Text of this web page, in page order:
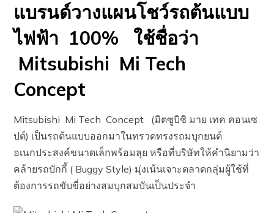
แบรนด์วางแผนโชว์รถต้นแบบ
ไฟฟ้า 100% ใช้ชื่อว่า
Mitsubishi Mi Tech
Concept
Mitsubishi Mi Tech Concept (มิตซูบิชิ มาย เทค คอนเซ
ปต์) เป็นรถต้นแบบออกมาในทรวดทรงรถมบุกยนต์
อเนกประสงค์ขนาดเล็กพร้อมลุย หรือที่บริษัทให้คำนิยามว่า
คล้ายรถบักกี้ ( Buggy Style) มุ่งเน้นเจาะตลาดกลุ่มผู้ใช้ที่
ต้องการรถขับขี่อย่างสมบุกสมบันเป็นประจำ